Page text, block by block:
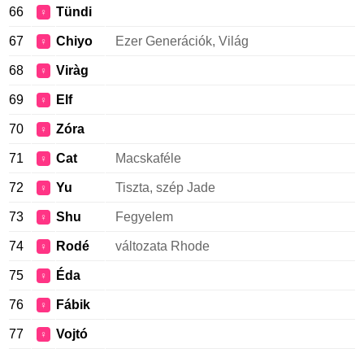
66 ♀ Tündi
67 ♀ Chiyo Ezer Generációk, Világ
68 ♀ Viràg
69 ♀ Elf
70 ♀ Zóra
71 ♀ Cat Macskaféle
72 ♀ Yu Tiszta, szép Jade
73 ♀ Shu Fegyelem
74 ♀ Rodé változata Rhode
75 ♀ Éda
76 ♀ Fábik
77 ♀ Vojtó